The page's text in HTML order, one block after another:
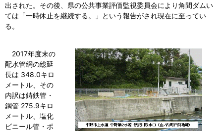
出された。その後、県の公共事業評価監視委員会により角間ダムい
ては「一時休止を継続する。」という報告がされ現在に至ってい
る。
2017年度末の
配水管網の総延
長は 348.0キロ
メートル、その
内訳は鋳鉄管・
鋼管 275.9キロ
メートル、塩化
ビニール管・ポ